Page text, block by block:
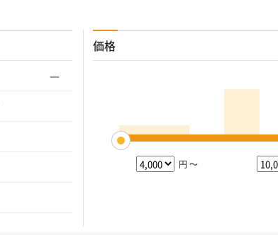
価格
円 ～